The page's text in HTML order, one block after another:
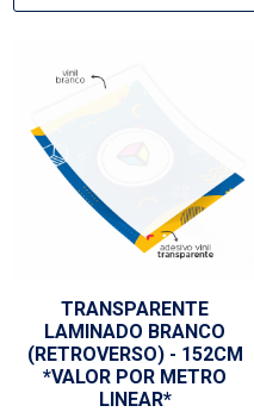
TRANSPARENTE
LAMINADO BRANCO
(RETROVERSO) - 152CM
*VALOR POR METRO
LINEAR*